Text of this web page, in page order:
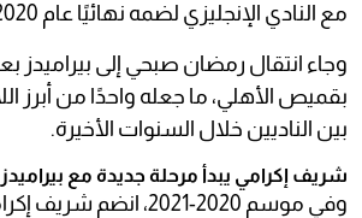
مع النادي الإنجليزي لضمه نهائيًا عام 2020.
وجاء انتقال رمضان صبحي إلى بيراميدز
بقميص الأهلي، ما جعله واحدًا من أبرز
بين الناديين خلال السنوات الأخيرة.
شريف إكرامي يبدأ مرحلة جديدة مع بيراميدز
وفي موسم 2020-2021، انضم